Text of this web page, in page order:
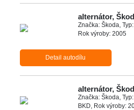
alternátor,
Značka: Škoda,
Rok výroby: 2005
Detail autodílu
alternátor,
Značka: Škoda,
BKD, Rok výroby: